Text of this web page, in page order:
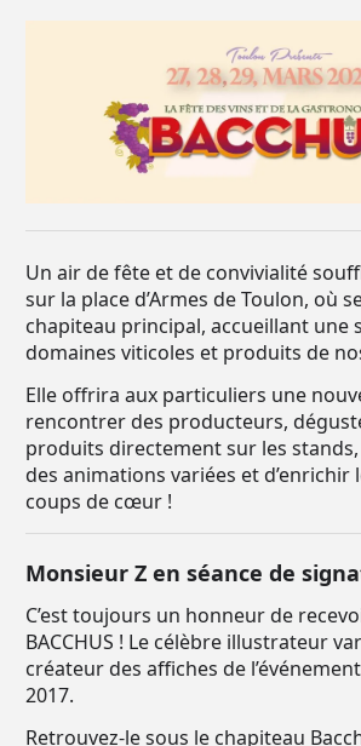
Un air de fête et de convivialité
sur la place d’Armes de Toulon, où
chapiteau principal, accueillant une
domaines viticoles et produits de
Elle offrira aux particuliers une
rencontrer des producteurs,
produits directement sur les
des animations variées et d’enrichir
coups de cœur !
Monsieur Z en séance de
C’est toujours un honneur de
BACCHUS ! Le célèbre illustrateur
créateur des affiches de
2017.
Retrouvez-le sous le chapiteau